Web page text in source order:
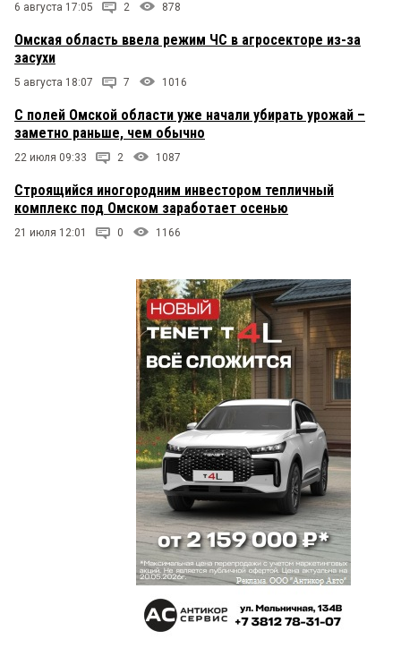
6 августа 17:05 2 878
Омская область ввела режим ЧС в агросекторе из-за
засухи
5 августа 18:07 7 1016
С полей Омской области уже начали убирать урожай –
заметно раньше, чем обычно
22 июля 09:33 2 1087
Строящийся иногородним инвестором тепличный
комплекс под Омском заработает осенью
21 июля 12:01 0 1166